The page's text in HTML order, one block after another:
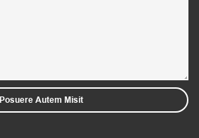
Posuere Autem Misit